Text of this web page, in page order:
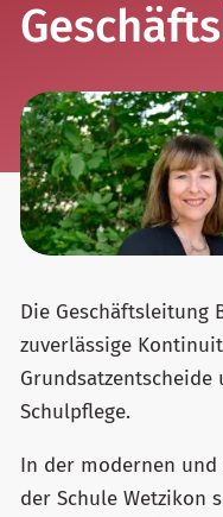
Die Geschäftsleitung
zuverlässige
Schulpflege.
In der modernen
der Schule Wetzikon